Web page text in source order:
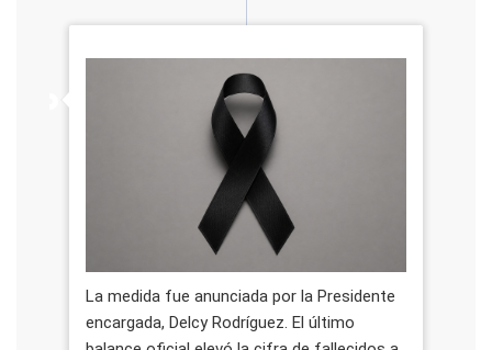
La medida fue anunciada por la Presidente
encargada, Delcy Rodríguez. El último